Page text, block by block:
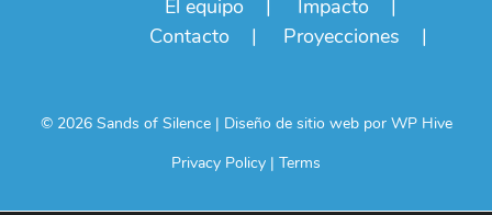
El equipo
Impacto
Contacto
Proyecciones
© 2026 Sands of Silence | Diseño de sitio web por WP Hive
Privacy Policy | Terms